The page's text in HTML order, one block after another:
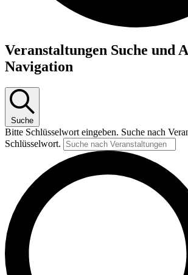
Veranstaltungen
Veranstaltungen Suche und
Navigation
Suche
Bitte Schlüsselwort eingeben. Suche nach
Schlüsselwort.